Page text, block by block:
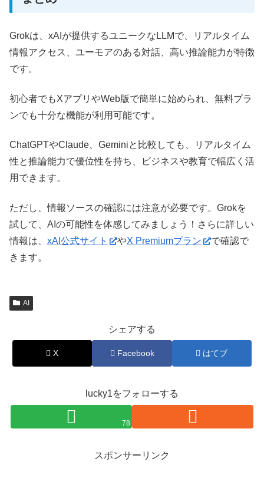
Grokは、xAIが提供するユニークなLLMで、リアルタイム
情報アクセス、ユーモアのある対話、高い推論能力が特徴
です。
初心者でもXアプリやWeb版で簡単に始められ、無料プラ
ンでも十分な機能が利用可能です。
ChatGPTやClaude、Geminiと比較しても、リアルタイム
性と推論能力で優位性を持ち、ビジネスや教育で幅広く活
用できます。
ただし、情報ソースの確認には注意が必要です。Grokを
試して、AIの可能性を体感してみましょう！さらに詳しい
情報は、 xAI公式サイト やX Premiumプラン
で確認で
きます。
AI
シェアする
X Facebook はてブ
lucky1をフォローする
78
スポンサーリンク